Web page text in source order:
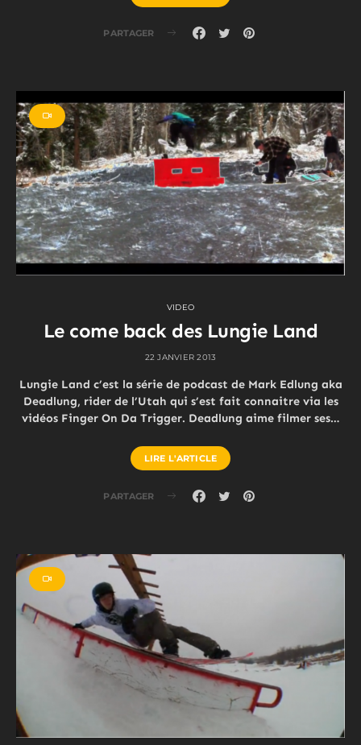
PARTAGER
VIDEO
Le come back des Lungie Land
22 JANVIER 2013
Lungie Land c’est la série de podcast de Mark Edlung aka
Deadlung, rider de l’Utah qui s’est fait connaitre via les
vidéos Finger On Da Trigger. Deadlung aime filmer ses…
LIRE L'ARTICLE
PARTAGER